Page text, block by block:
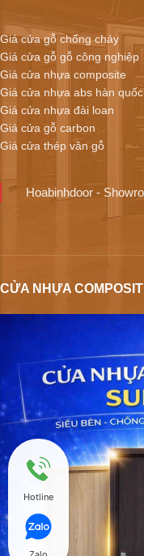
Giá cửa gỗ chống cháy
Giá cửa gỗ gỗ công nghiệp
Giá cửa nhựa composite
Giá cửa nhựa abs hàn quốc
Giá cửa nhựa đài loan
Giá cửa gỗ carbon
Giá cửa thép vân gỗ
Hoabinhdoor -
CỬA NHỰA
Hotline